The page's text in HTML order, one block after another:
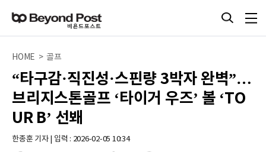
HOME > 골프
“타구감·직진성·스핀량 3박자 완벽”…
브리지스톤골프 ‘타이거 우즈’ 볼 ‘TO
UR B’ 선봬
한종훈 기자 | 입력 : 2026-02-05 10:34